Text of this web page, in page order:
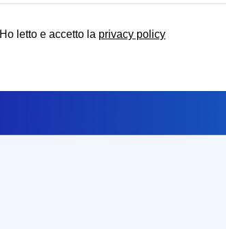
Ho letto e accetto la privacy policy